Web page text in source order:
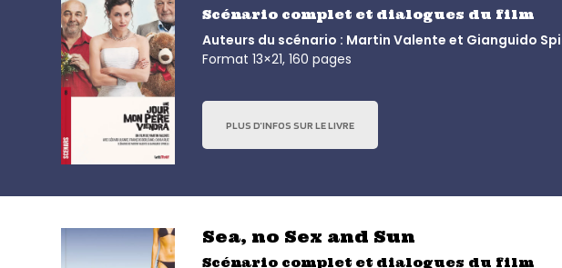
Scénario complet et dialogues du film
Auteurs du scénario : Martin Valente et Gianguido
Format 13×21, 160 pages
PLUS D’INFOS SUR LE LIVRE
Sea, no Sex and Sun
Scénario complet et dialogues du film